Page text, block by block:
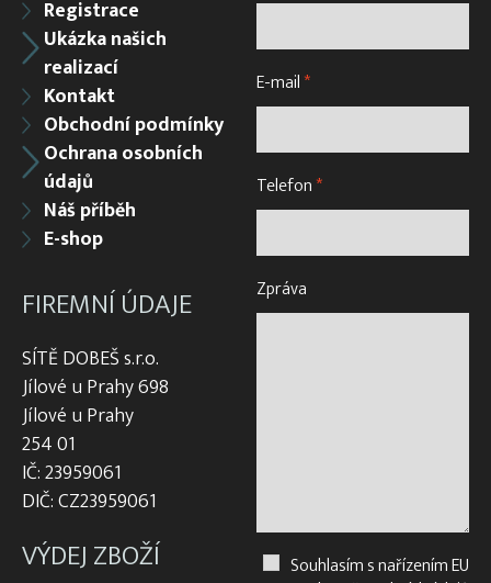
Registrace
Ukázka našich
realizací
Kontakt
Obchodní podmínky
Ochrana osobních
údajů
Náš příběh
E-shop
FIREMNÍ ÚDAJE
SÍTĚ DOBEŠ s.r.o.
Jílové u Prahy 698
Jílové u Prahy
254 01
IČ: 23959061
DIČ: CZ23959061
VÝDEJ ZBOŽÍ
E-mail*
Telefon*
Zpráva
Souhlasím s nařízením EU